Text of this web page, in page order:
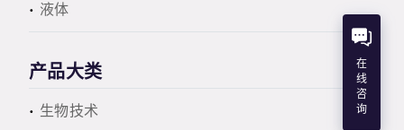
液体
产品大类
生物技术
在
线
咨
询